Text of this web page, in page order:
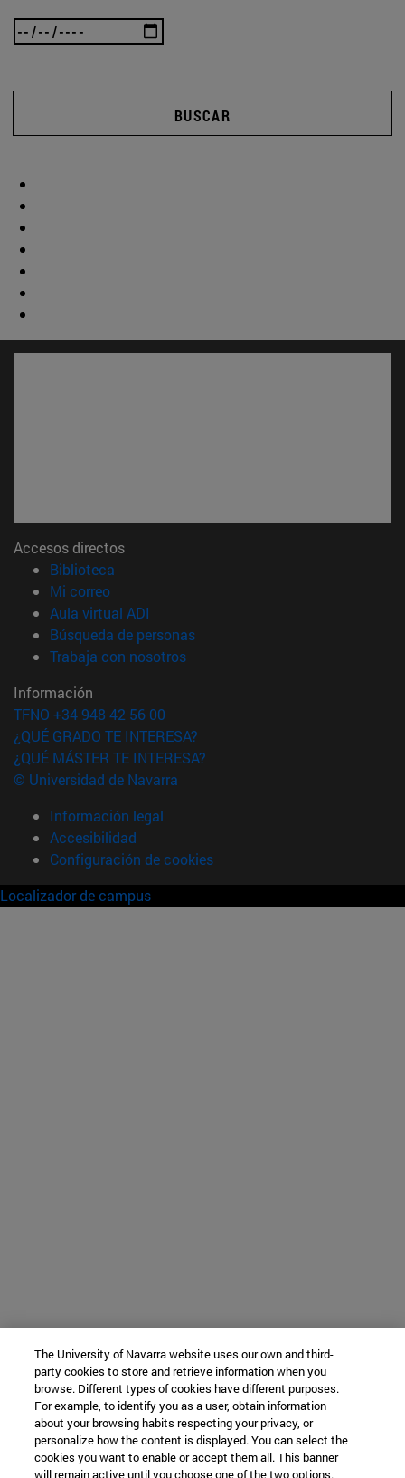
BUSCAR
Accesos directos
Biblioteca
Mi correo(abre en nueva ventana)
Aula virtual ADI
Búsqueda de personas(abre en nueva ventana)
Trabaja con nosotros(abre en nueva ventana)
Información
TFNO +34 948 42 56 00
¿QUÉ GRADO TE INTERESA?
¿QUÉ MÁSTER TE INTERESA?
© Universidad de Navarra
Información legal
Accesibilidad
Configuración de cookies
Localizador de campus
The University of Navarra website uses our own and third-
party cookies to store and retrieve information when you
browse. Different types of cookies have different purposes.
For example, to identify you as a user, obtain information
about your browsing habits respecting your privacy, or
personalize how the content is displayed. You can select the
cookies you want to enable or accept them all. This banner
will remain active until you choose one of the two options.